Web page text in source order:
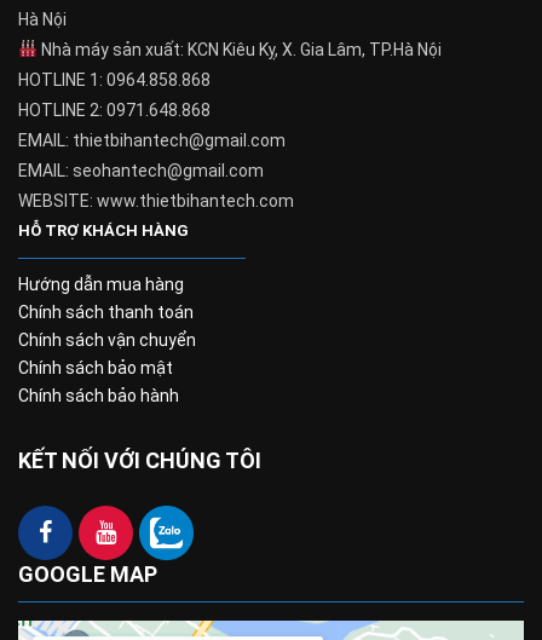
Hà Nội
Nhà máy sản xuất: KCN Kiêu Kỵ, X. Gia Lâm, TP.Hà Nội
HOTLINE 1: 0964.858.868
HOTLINE 2: 0971.648.868
EMAIL: thietbihantech@gmail.com
EMAIL: seohantech@gmail.com
WEBSITE: www.thietbihantech.com
HỖ TRỢ KHÁCH HÀNG
Hướng dẫn mua hàng
Chính sách thanh toán
Chính sách vận chuyển
Chính sách bảo mật
Chính sách bảo hành
KẾT NỐI VỚI CHÚNG TÔI
GOOGLE MAP